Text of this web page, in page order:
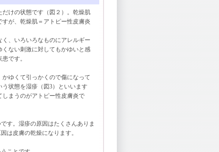
けの状態です（図２）。乾燥肌
が、乾燥肌＝アトピー性皮膚炎
、いろいろなものにアレルギー
ない刺激に対してもかゆいと感
です。
ゆくて引っかくので傷になって
状態を湿疹（図3）といいます
まうのがアトピー性皮膚炎で
す。湿疹の原因はたくさんありま
は皮膚の乾燥になります。